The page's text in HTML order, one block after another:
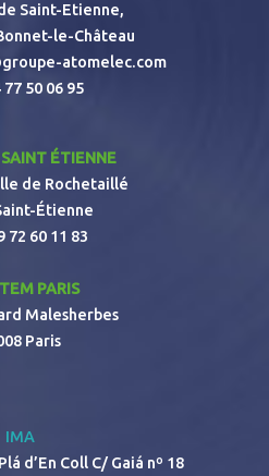
Saint-Etienne,
le-Château
atomelec.com
77 50 06 95
ÉTIENNE
de Rochetaillé
Étienne
72 60 11 83
PARIS
Malesherbes
Paris
IMA
d’En Coll C/ Gaiá nº 18